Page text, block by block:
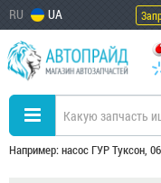
RU UA
Например: насос ГУР Туксон,